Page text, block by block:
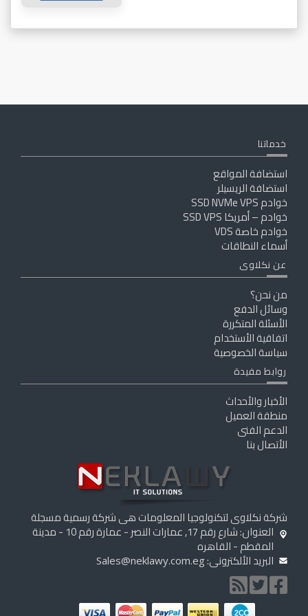
خدماتنا
استضافة المواقع
استضافة الريسيلر
خوادم SSD NVMe VPS
خوادم – أمريكا SSD VPS
خوادم خاصة VDS
أسماء النطاقات
عن نكلاوى
من نحن؟
وسائل الدفع
الأسئلة المتكررة
اتفاقية الأستخدام
سياسة الخصوصية
روابط مفيدة
الأخبار والأحداث
منطقة العميل
الدعم الفنى
الأتصال بنا
شركة نكلاوى لتكنولوجيا المعلومات هى شركة رسمية مسجلة
العنوان: شارع رقم 17, عمارات النصر - عمارة رقم 10 - مدينة
المقطم - القاهره
البريد الألكترونى: Sales@neklawy.com.eg